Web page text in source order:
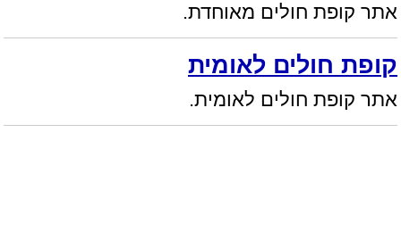
אתר קופת חולים מאוחדת.
קופת חולים לאומית
אתר קופת חולים לאומית.